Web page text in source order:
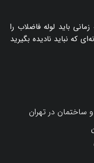
باید لوله فاضلاب را
ساختمان در تهران